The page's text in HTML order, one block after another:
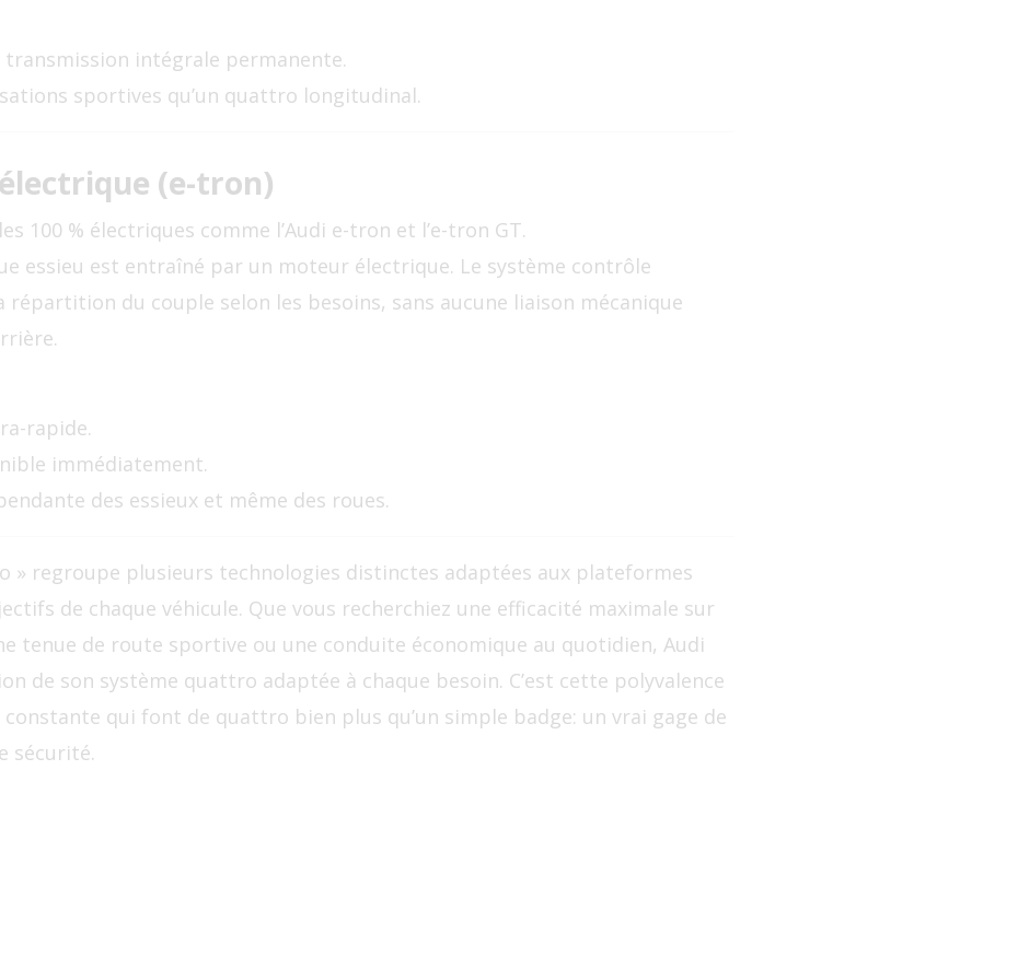
transmission intégrale permanente.
sportives qu’un quattro longitudinal.
(e-tron)
100 % électriques comme l’Audi e-tron et l’e-tron GT.
essieu est entraîné par un moteur électrique. Le système contrôle
du couple selon les besoins, sans aucune liaison mécanique
rapide.
immédiatement.
des essieux et même des roues.
» regroupe plusieurs technologies distinctes adaptées aux plateformes
de chaque véhicule. Que vous recherchiez une efficacité maximale sur
tenue de route sportive ou une conduite économique au quotidien, Audi
de son système quattro adaptée à chaque besoin. C’est cette polyvalence
qui font de quattro bien plus qu’un simple badge: un vrai gage de
sécurité.